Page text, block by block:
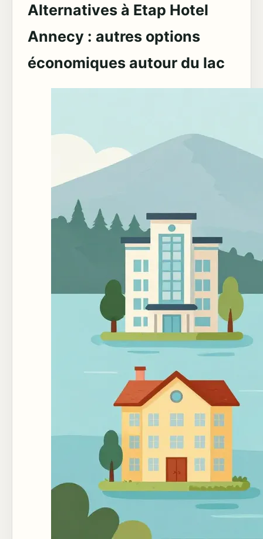
Alternatives à Etap Hotel
Annecy : autres options
économiques autour du lac